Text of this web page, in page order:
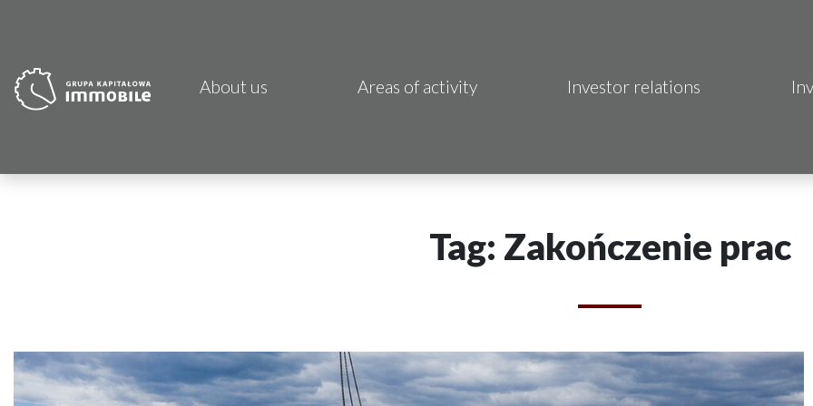
About us Areas of activity
CDI KB Sp. z o.o.
Atrem S.A.
Investor relations
Tag: Zakończenie prac